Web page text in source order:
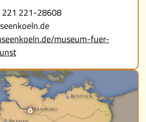
Mach mit!
Buchtipps
Museen
221 221-28608
museum-fuer-